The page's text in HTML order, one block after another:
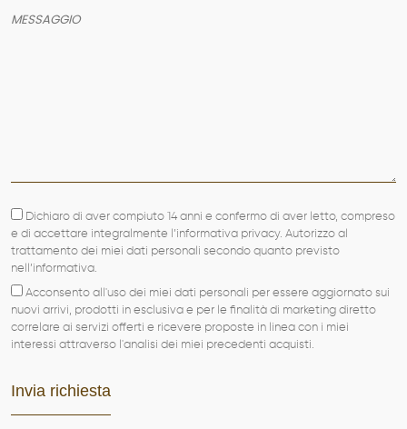
AZIENDA
NEWS
CONTATTI
Dichiaro di aver compiuto 14 anni e confermo di aver letto, compreso
e di accettare integralmente l’informativa privacy. Autorizzo al
trattamento dei miei dati personali secondo quanto previsto
nell’informativa.
Acconsento all'uso dei miei dati personali per essere aggiornato sui
nuovi arrivi, prodotti in esclusiva e per le finalità di marketing diretto
correlare ai servizi offerti e ricevere proposte in linea con i miei
interessi attraverso l'analisi dei miei precedenti acquisti.